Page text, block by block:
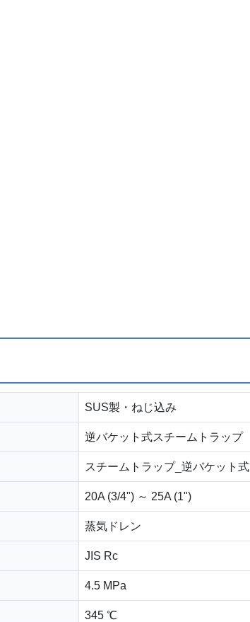
SUS製・ねじ込み
逆バケット式スチームトラップ
スチームトラップ_逆バケット式
20A (3/4") ～ 25A (1")
蒸気ドレン
JIS Rc
4.5 MPa
345 ℃